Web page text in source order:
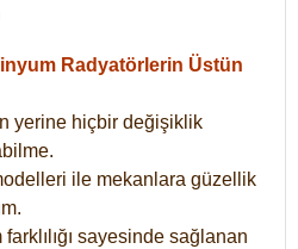
Radyatörlerin Üstün
yerine hiçbir değişiklik
ile mekanlara güzellik
sayesinde sağlanan